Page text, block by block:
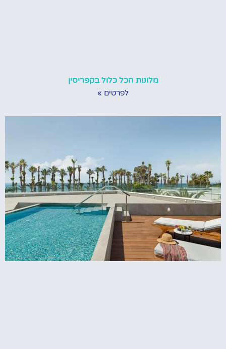
מלונות הכל כלול בקפריסין
לפרטים »